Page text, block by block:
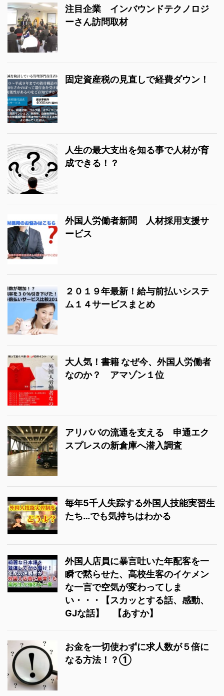
注目企業 インバウンドテクノロジ
ーさん訪問取材
固定資産税の見直しで経費ダウン！
人生の最大支出を知る事で人材が育
成できる！？
外国人労働者新聞 人材採用支援サ
ービス
２０１９年最新！給与前払いシステ
ム１４サービスまとめ
大人気！書籍 なぜ今、外国人労働者
なのか？ アマゾン１位
アリババの流通を支える 申通エク
スプレスの新倉庫へ潜入調査
毎年5千人失踪する外国人技能実習生
たち…でも気持ちはわかる
外国人店員に暴言吐いた年配客を一
瞬で黙らせた、高校生客のイケメン
な一言で空気が変わってしま
い・・・【スカッとする話、感動、
GJな話】 【あすか】
お金を一切使わずに求人数が５倍に
なる方法！？①